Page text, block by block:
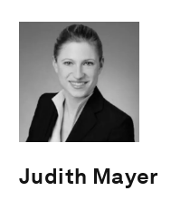
Judith Mayer